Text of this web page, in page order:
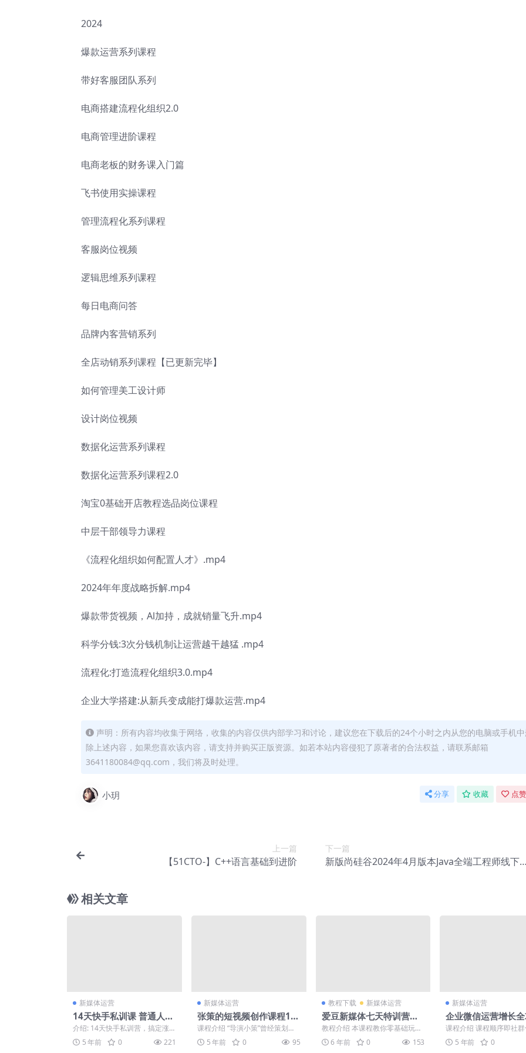
2024
爆款运营系列课程
带好客服团队系列
电商搭建流程化组织2.0
电商管理进阶课程
电商老板的财务课入门篇
飞书使用实操课程
管理流程化系列课程
客服岗位视频
逻辑思维系列课程
每日电商问答
品牌内客营销系列
全店动销系列课程【已更新完毕】
如何管理美工设计师
设计岗位视频
数据化运营系列课程
数据化运营系列课程2.0
淘宝0基础开店教程选品岗位课程
中层干部领导力课程
《流程化组织如何配置人才》.mp4
2024年年度战略拆解.mp4
爆款带货视频，Al加持，成就销量飞升.mp4
科学分钱:3次分钱机制让运营越干越猛 .mp4
流程化:打造流程化组织3.0.mp4
企业大学搭建:从新兵变成能打爆款运营.mp4
声明：所有内容均收集于网络，收集的内容仅供内部学习和讨论，建议您在下载后的24个小时之内从您的电脑或手机
除上述内容，如果您喜欢该内容，请支持并购买正版资源。如若本站内容侵犯了原著者的合法权益，请联系邮箱
3641180084@qq.com，我们将及时处理。
小玥 分享 收藏 点
上一篇
【51CTO-】C++语言基础到进阶
下一篇
新版尚硅谷2024年4月版本Java全端工程师线下
相关文章
新媒体运营
14天快手私训课 普通人也
能涨粉
介绍: 14天快手私训营，搞定涨
粉和变现！
5 年前 0 221
新媒体运营
张策的短视频创作课程16
期全集
课程介绍 “导演小策”曾经策划导
演出网络爆红IP《朱一旦的枯燥
生活》在这个系列当...
5 年前 0 95
教程下载 新媒体运营
爱豆新媒体七天特训营实
战
教程介绍 本课程教你零基础玩转
自媒体，让你搞清自媒体行业的
走向，从主流平台实操剖...
6 年前 0 153
新媒体运营
企业微信运营增长
教程
课程介绍 课程顺序即社
所经阶段，引导树立私域
环新思维，帮助全方位拉
5 年前 0